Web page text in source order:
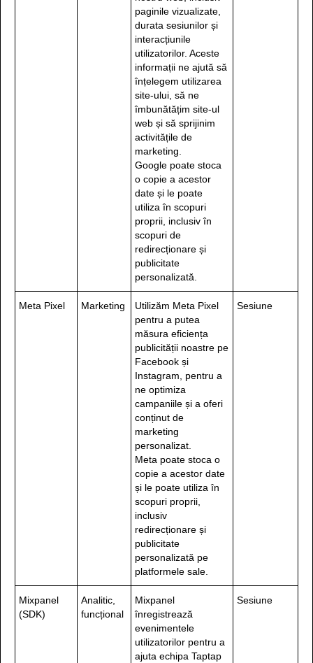
paginile vizualizate,
durata sesiunilor și
interacțiunile
utilizatorilor. Aceste
informații ne ajută să
înțelegem utilizarea
site-ului, să ne
îmbunătățim site-ul
web și să sprijinim
activitățile de
marketing.
Google poate stoca
o copie a acestor
date și le poate
utiliza în scopuri
proprii, inclusiv în
scopuri de
redirecționare și
publicitate
personalizată.
Meta Pixel Marketing
Utilizăm Meta Pixel
pentru a putea
măsura eficiența
publicității noastre pe
Facebook și
Instagram, pentru a
ne optimiza
campaniile și a oferi
conținut de
marketing
personalizat.
Meta poate stoca o
copie a acestor date
și le poate utiliza în
scopuri proprii,
inclusiv
redirecționare și
publicitate
personalizată pe
platformele sale.
Sesiune
Mixpanel
(SDK)
Analitic,
funcțional
Mixpanel
înregistrează
evenimentele
utilizatorilor pentru a
ajuta echipa Taptap
Sesiune